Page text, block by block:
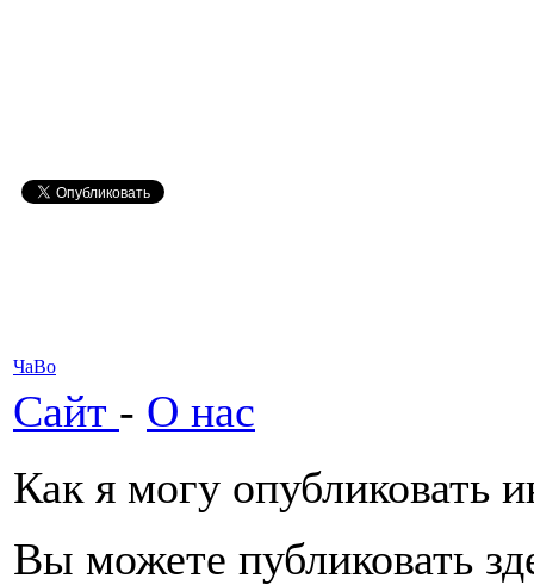
ЧаВо
Сайт - О нас
Как я могу опубликовать
Вы можете публиковать